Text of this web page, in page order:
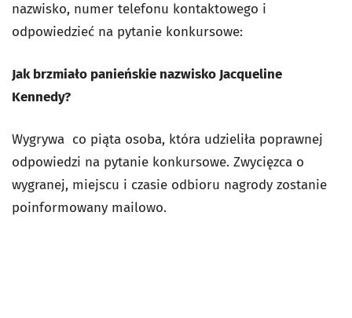
nazwisko, numer telefonu kontaktowego i
odpowiedzieć na pytanie konkursowe:
Jak brzmiało panieńskie nazwisko Jacqueline
Kennedy?
Wygrywa co piąta osoba, która udzieliła poprawnej
odpowiedzi na pytanie konkursowe. Zwycięzca o
wygranej, miejscu i czasie odbioru nagrody zostanie
poinformowany mailowo.